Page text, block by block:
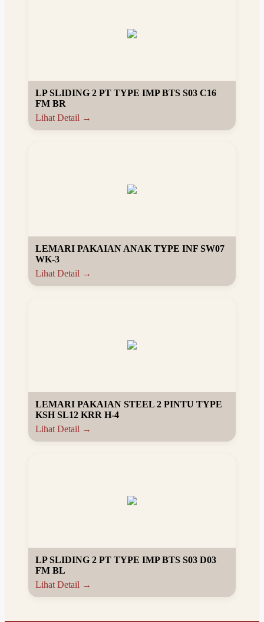
LP SLIDING 2 PT TYPE IMP BTS S03 C16
FM BR
Lihat Detail →
LEMARI PAKAIAN ANAK TYPE INF SW07
WK-3
Lihat Detail →
LEMARI PAKAIAN STEEL 2 PINTU TYPE
KSH SL12 KRR H-4
Lihat Detail →
LP SLIDING 2 PT TYPE IMP BTS S03 D03
FM BL
Lihat Detail →